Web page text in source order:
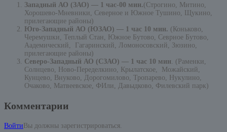
Западный АО (ЗАО) — 1 час-00 мин.(Строгино, Митино,
Хорошево-Мневники, Северное и Южное Тушино, Щукино,
прилегающие районы)
Юго-Западный АО (ЮЗАО) — 1 час 10 мин. (Коньково,
Черемушки, Теплый Стан, Южное Бутово, Севрное Бутово,
Аадемический, Гагаринский, Ломоносовский, Зюзино,
прилегающие районы)
Северо-Западный АО (СЗАО) — 1 час 10 мин . (Раменки,
Солнцево, Ново-Переделкино, Крылатское, Можайский,
Кунцево, Внуково, Дорогомилово, Тропарево, Нукулино,
Очаково, Матвеевское, ФИли, Давыдково, Филевский парк)
Комментарии
Войти Вы должны зарегистрироваться.